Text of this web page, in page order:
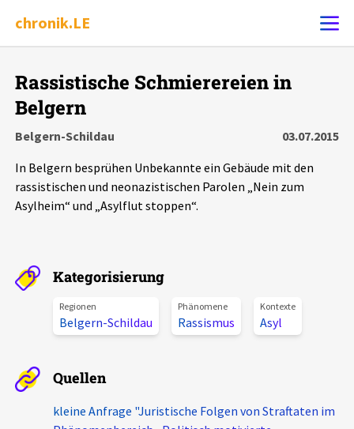
chronik.LE
Ereignis melden
Chronik
Dossiers
Schlaglichter
Phänomene
Aktuelles
Alle Beiträge
Über uns
Rassistische Schmierereien in
Belgern
Belgern-Schildau
03.07.2015
In Belgern besprühen Unbekannte ein Gebäude mit den
rassistischen und neonazistischen Parolen „Nein zum
Asylheim“ und „Asylflut stoppen“.
Kategorisierung
Regionen
Belgern-Schildau
Phänomene
Rassismus
Kontexte
Asyl
Quellen
kleine Anfrage "Juristische Folgen von Straftaten im
Alle Ereignisse
7502Ereignisse
Ereignisse
Exportieren ? Filter Erklärungen